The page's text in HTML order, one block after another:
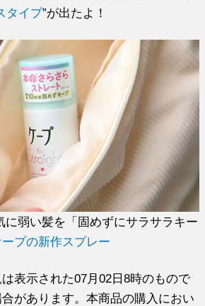
タイプ”が出たよ！
に弱い髪を「固めずにサラサラキー
ープの新作スプレー
表示された07月02日8時のもので
があります。本商品の購入におい